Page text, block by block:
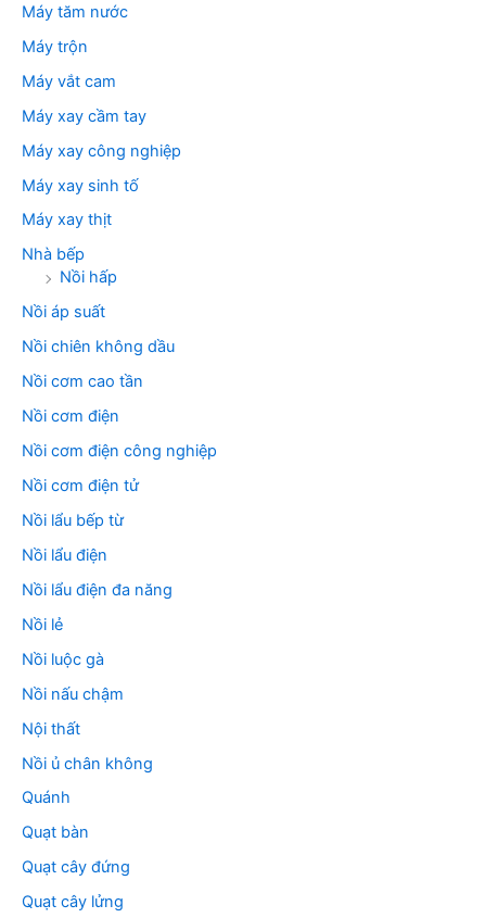
Máy tăm nước
Máy trộn
Máy vắt cam
Máy xay cầm tay
Máy xay công nghiệp
Máy xay sinh tố
Máy xay thịt
Nhà bếp
Nồi hấp
Nồi áp suất
Nồi chiên không dầu
Nồi cơm cao tần
Nồi cơm điện
Nồi cơm điện công nghiệp
Nồi cơm điện tử
Nồi lẩu bếp từ
Nồi lẩu điện
Nồi lẩu điện đa năng
Nồi lẻ
Nồi luộc gà
Nồi nấu chậm
Nội thất
Nồi ủ chân không
Quánh
Quạt bàn
Quạt cây đứng
Quạt cây lửng